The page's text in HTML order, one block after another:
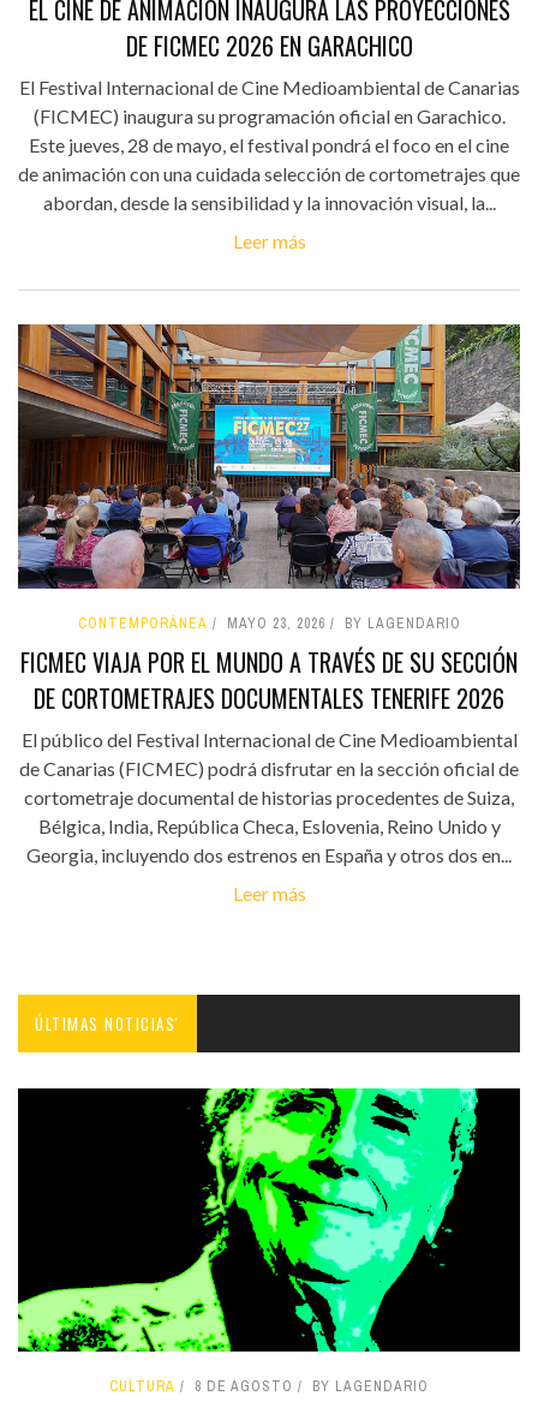
EL CINE DE ANIMACIÓN INAUGURA LAS PROYECCIONES
DE FICMEC 2026 EN GARACHICO
El Festival Internacional de Cine Medioambiental de Canarias
(FICMEC) inaugura su programación oficial en Garachico.
Este jueves, 28 de mayo, el festival pondrá el foco en el cine
de animación con una cuidada selección de cortometrajes que
abordan, desde la sensibilidad y la innovación visual, la...
Leer más
CONTEMPORÁNEA MAYO 23, 2026 BY LAGENDARIO
FICMEC VIAJA POR EL MUNDO A TRAVÉS DE SU SECCIÓN
DE CORTOMETRAJES DOCUMENTALES TENERIFE 2026
El público del Festival Internacional de Cine Medioambiental
de Canarias (FICMEC) podrá disfrutar en la sección oficial de
cortometraje documental de historias procedentes de Suiza,
Bélgica, India, República Checa, Eslovenia, Reino Unido y
Georgia, incluyendo dos estrenos en España y otros dos en...
Leer más
ÚLTIMAS NOTICIAS'
CULTURA 8 DE AGOSTO BY LAGENDARIO